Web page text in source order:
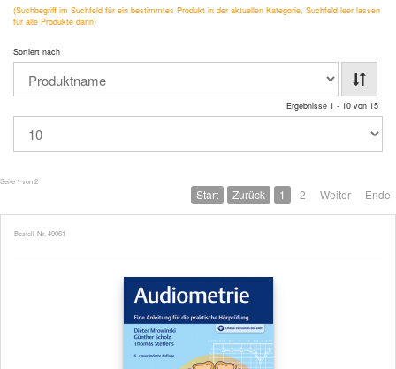
(Suchbegriff im Suchfeld für ein bestimmtes Produkt in der aktuellen Kategorie, Suchfeld leer lassen
für alle Produkte darin)
Sortiert nach
Ergebnisse 1 - 10 von 15
Seite 1 von 2
Start Zurück 1 2 Weiter Ende
Bestell-Nr. 49061